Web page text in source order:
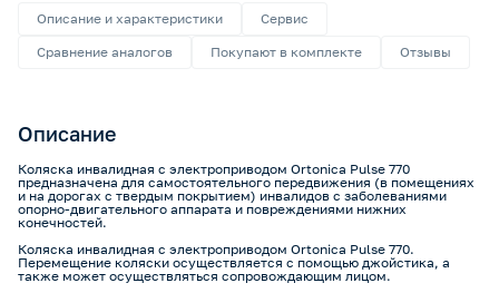
Описание и характеристики
Сервис
Сравнение аналогов
Покупают в комплекте Отзывы
Описание
Коляска инвалидная с электроприводом Ortonica Pulse 770
предназначена для самостоятельного передвижения (в помещениях
и на дорогах с твердым покрытием) инвалидов с заболеваниями
опорно-двигательного аппарата и повреждениями нижних
конечностей.
Коляска инвалидная с электроприводом Ortonica Pulse 770.
Перемещение коляски осуществляется с помощью джойстика, а
также может осуществляться сопровождающим лицом.